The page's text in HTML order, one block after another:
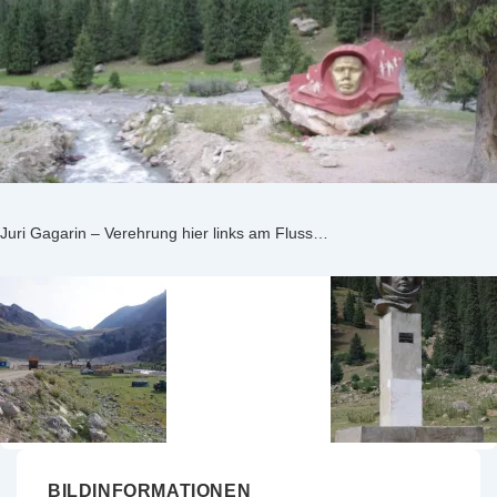
Juri Gagarin – Verehrung hier links am Fluss…
BILDINFORMATIONEN